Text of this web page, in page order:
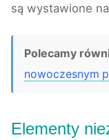
są wystawione
Polecamy
nowoczesnym
Elementy